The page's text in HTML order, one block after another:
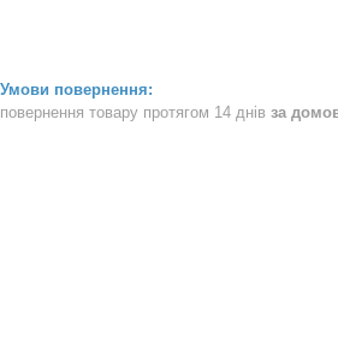
повернення товару протягом 14 днів за